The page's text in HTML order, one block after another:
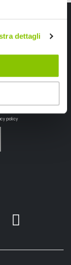
dettagli
acquisto online!
policy